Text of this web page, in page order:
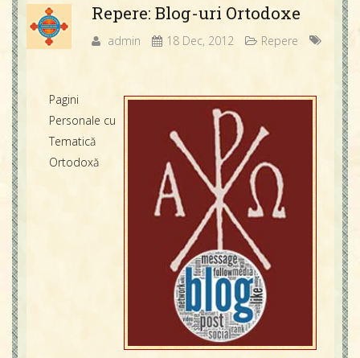
Repere: Blog-uri Ortodoxe
admin 18 Dec, 2012 Repere
Pagini
Personale cu
Tematică
Ortodoxă